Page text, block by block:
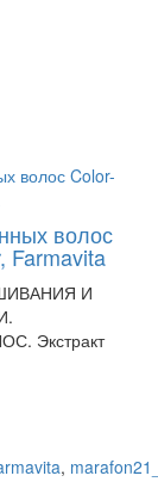
волос
Farmavita
И
Экстракт
,